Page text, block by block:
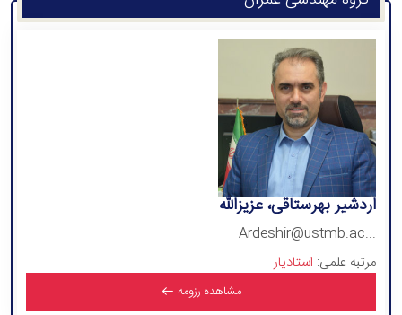
اردشیر بهرستاقی، عزیزالله
Ardeshir@ustmb.ac...
مرتبه علمی: استادیار
مشاهده رزومه